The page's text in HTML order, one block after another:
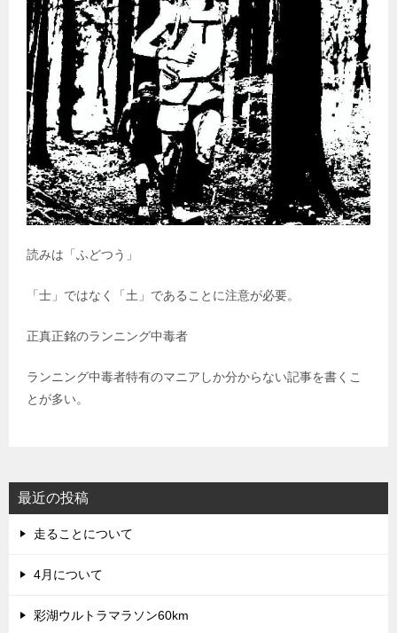
読みは「ふどつう」
「士」ではなく「土」であることに注意が必要。
正真正銘のランニング中毒者
ランニング中毒者特有のマニアしか分からない記事を書くこ
とが多い。
最近の投稿
走ることについて
4月について
彩湖ウルトラマラソン60km